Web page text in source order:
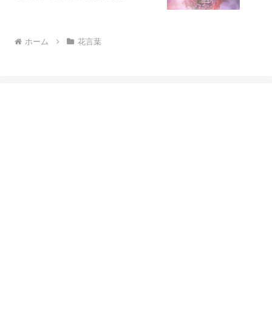
ホーム 花言葉